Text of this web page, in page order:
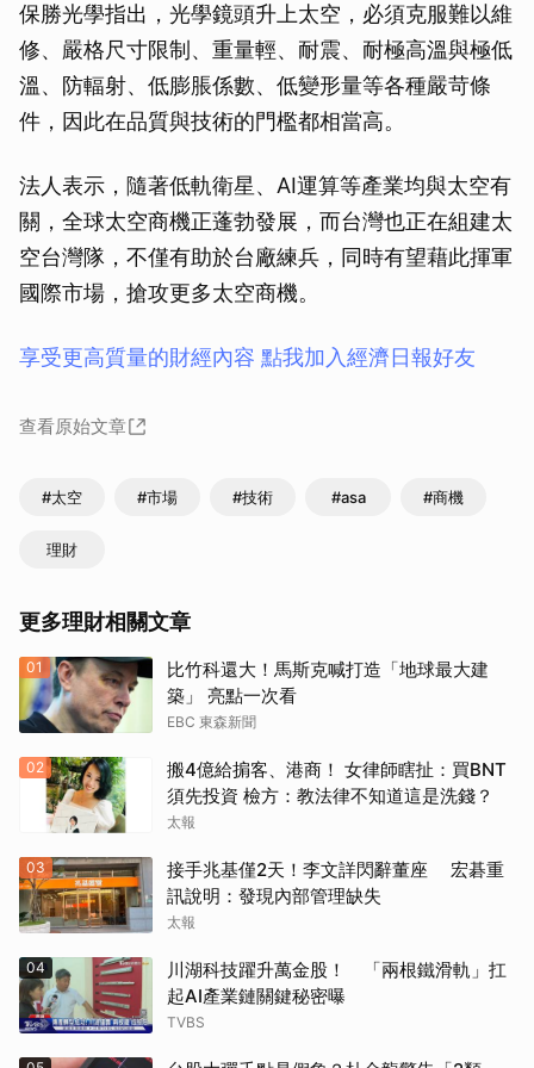
保勝光學指出，光學鏡頭升上太空，必須克服難以維
修、嚴格尺寸限制、重量輕、耐震、耐極高溫與極低
溫、防輻射、低膨脹係數、低變形量等各種嚴苛條
件，因此在品質與技術的門檻都相當高。
法人表示，隨著低軌衛星、AI運算等產業均與太空有
關，全球太空商機正蓬勃發展，而台灣也正在組建太
空台灣隊，不僅有助於台廠練兵，同時有望藉此揮軍
國際市場，搶攻更多太空商機。
享受更高質量的財經內容 點我加入經濟日報好友
查看原始文章
#太空 #市場 #技術 #asa #商機
理財
更多理財相關文章
01
比竹科還大！馬斯克喊打造「地球最大建
築」 亮點一次看
EBC 東森新聞
02
搬4億給掮客、港商！ 女律師瞎扯：買BNT
須先投資 檢方：教法律不知道這是洗錢？
太報
03
接手兆基僅2天！李文詳閃辭董座 宏碁重
訊說明：發現內部管理缺失
太報
04
川湖科技躍升萬金股！ 「兩根鐵滑軌」扛
起AI產業鏈關鍵秘密曝
TVBS